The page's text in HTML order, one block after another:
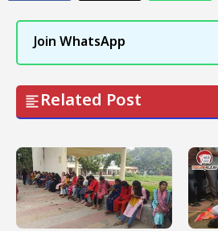
Join WhatsApp
Related Post